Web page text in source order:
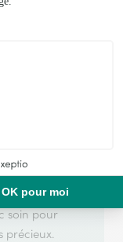
avec
de
de qualité.
à Marnay.
chaque
soin pour
précieux.